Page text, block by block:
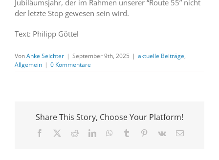
Jubiläumsjahr, der im Rahmen unserer “Route 55” nicht
der letzte Stop gewesen sein wird.
Text: Philipp Göttel
VonAnke Seichter | September 9th, 2025 | aktuelle Beiträge,
Allgemein | 0 Kommentare
Share This Story, Choose Your Platform!
Facebook RedditLinkedInWhatsApp
Tumblr Pinterest
Vk
E-